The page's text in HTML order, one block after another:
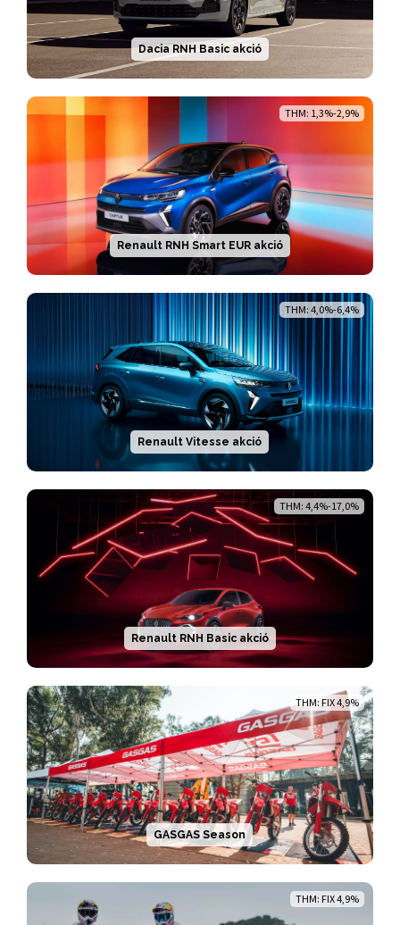
Dacia RNH Basic akció
THM: 1,3%-2,9%
Renault RNH Smart EUR akció
THM: 4,0%-6,4%
Renault Vitesse akció
THM: 4,4%-17,0%
Renault RNH Basic akció
THM: FIX 4,9%
GASGAS Season
THM: FIX 4,9%